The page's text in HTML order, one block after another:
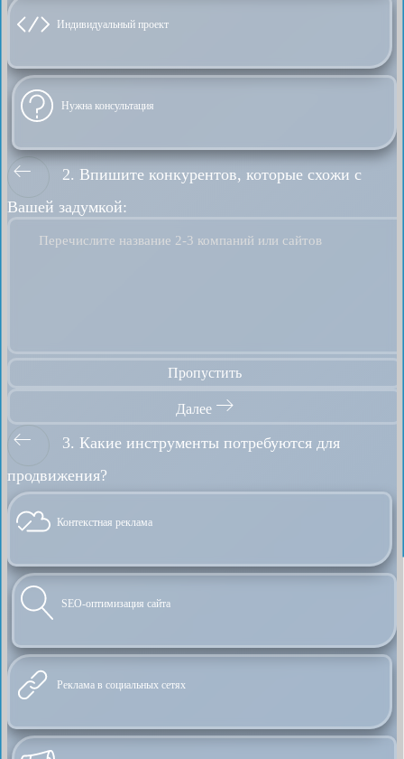
Индивидуальный проект
Нужна консультация
2. Впишите конкурентов, которые схожи с
Вашей задумкой:
Перечислите название 2-3 компаний или сайтов
Пропустить
Далее
3. Какие инструменты потребуются для
продвижения?
Контекстная реклама
SEO-оптимизация сайта
Реклама в социальных сетях